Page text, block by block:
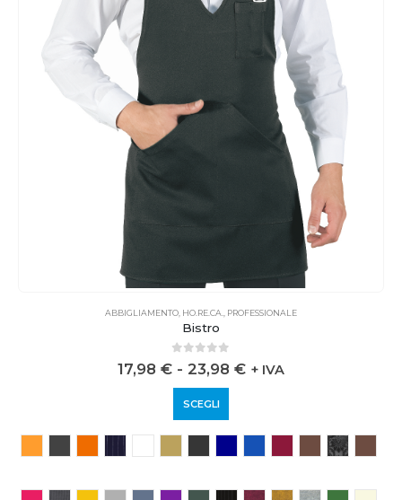
ABBIGLIAMENTO HO.RE.CA. PROFESSIONALE
Bistro
out of 5
17,98 € - 23,98 € + IVA
SCEGLI